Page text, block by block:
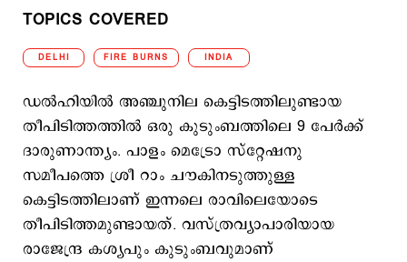
TOPICS COVERED
DELHI FIRE BURNS INDIA
ഡല്‍ഹിയില്‍ അഞ്ചുനില കെട്ടിടത്തിലുണ്ടായ
തീപിടിത്തത്തില്‍ ഒരു കുടുംബത്തിലെ 9 പേര്‍ക്ക്
ദാരുണാന്ത്യം. പാളം മെട്രോ സ്റ്റേഷനു
സമീപത്തെ ശ്രീ റാം ചൗകിനടുത്തുള്ള
കെട്ടിടത്തിലാണ് ഇന്നലെ രാവിലെയോടെ
തീപിടിത്തമുണ്ടായത്. വസ്ത്രവ്യാപാരിയായ
രാജേന്ദ്ര കശ്യപും കുടുംബവുമാണ്